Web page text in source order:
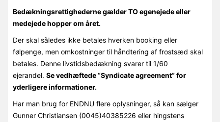
Bedækningsrettighederne gælder TO egenejede eller
medejede hopper om året.
Der skal således ikke betales hverken booking eller
følpenge, men omkostninger til håndtering af frostsæd skal
betales. Denne livstidsbedækning svarer til 1/60
ejerandel. Se vedhæftede “Syndicate agreement” for
yderligere informationer.
Har man brug for ENDNU flere oplysninger, så kan sælger
Gunner Christiansen (0045)40385226 eller hingstens